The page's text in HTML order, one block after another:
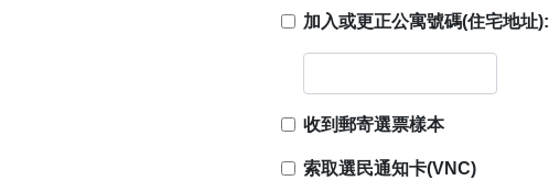
加入或更正公寓號碼(住宅地址):
收到郵寄選票樣本
索取選民通知卡(VNC)